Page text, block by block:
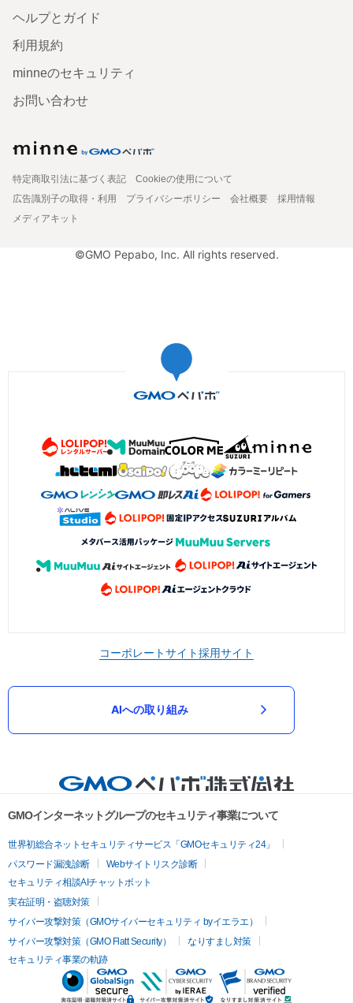
ヘルプとガイド
利用規約
minneのセキュリティ
お問い合わせ
特定商取引法に基づく表記
Cookieの使用について
広告識別子の取得・利用
プライバシーポリシー 会社概要
採用情報
メディアキット
©GMO Pepabo, Inc. All rights reserved.
コーポレートサイト採用サイト
AIへの取り組み
GMOインターネットグループのセキュリティ事業について
世界初総合ネットセキュリティサービス「GMOセキュリティ24」
パスワード漏洩診断
Webサイトリスク診断
セキュリティ相談AIチャットボット
実在証明・盗聴対策
サイバー攻撃対策（GMOサイバーセキュリティ byイエラエ）
サイバー攻撃対策（GMO Flatt Security）
なりすまし対策
セキュリティ事業の軌跡